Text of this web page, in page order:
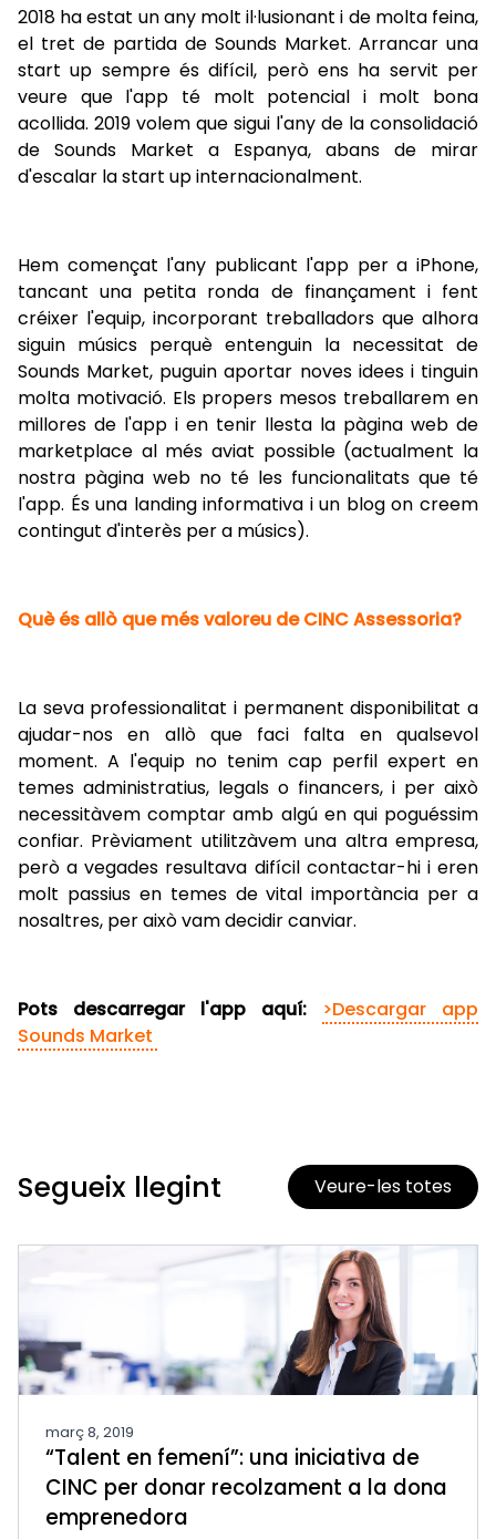
2018 ha estat un any molt il·lusionant i de molta feina,
el tret de partida de Sounds Market. Arrancar una
start up sempre és difícil, però ens ha servit per
veure que l'app té molt potencial i molt bona
acollida. 2019 volem que sigui l'any de la consolidació
de Sounds Market a Espanya, abans de mirar
d'escalar la start up internacionalment.
Hem començat l'any publicant l'app per a iPhone,
tancant una petita ronda de finançament i fent
créixer l'equip, incorporant treballadors que alhora
siguin músics perquè entenguin la necessitat de
Sounds Market, puguin aportar noves idees i tinguin
molta motivació. Els propers mesos treballarem en
millores de l'app i en tenir llesta la pàgina web de
marketplace al més aviat possible (actualment la
nostra pàgina web no té les funcionalitats que té
l'app. És una landing informativa i un blog on creem
contingut d'interès per a músics).
Què és allò que més valoreu de CINC Assessoria?
La seva professionalitat i permanent disponibilitat a
ajudar-nos en allò que faci falta en qualsevol
moment. A l'equip no tenim cap perfil expert en
temes administratius, legals o financers, i per això
necessitàvem comptar amb algú en qui poguéssim
confiar. Prèviament utilitzàvem una altra empresa,
però a vegades resultava difícil contactar-hi i eren
molt passius en temes de vital importància per a
nosaltres, per això vam decidir canviar.
Pots descarregar l'app aquí: >Descargar app
Sounds Market
Segueix llegint Veure-les totes
març 8, 2019
“Talent en femení”: una iniciativa de
CINC per donar recolzament a la dona
emprenedora